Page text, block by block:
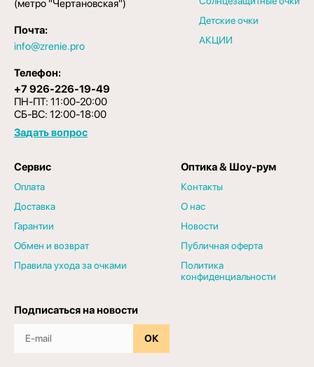
(метро "Чертановская")
Почта:
info@zrenie.pro
Телефон:
+7 926-226-19-49
ПН-ПТ: 11:00-20:00
СБ-ВС: 12:00-18:00
Задать вопрос
Детские очки
АКЦИИ
Сервис
Оплата
Доставка
Гарантии
Обмен и возврат
Правила ухода за очками
Оптика & Шоу-рум
Контакты
О нас
Новости
Публичная оферта
Политика
конфиденциальности
Подписаться на новости
ОК